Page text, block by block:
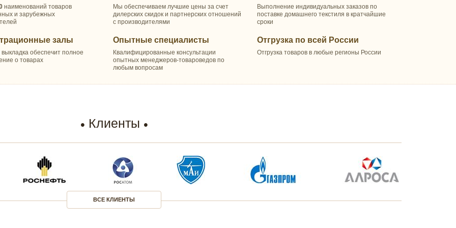
наименований товаров
и зарубежных
залы
обеспечит полное
о товарах
Мы обеспечиваем лучшие цены за счет
дилерских скидок и партнерских отношений
с производителями
Опытные специалисты
Квалифицированные консультации
опытных менеджеров-товароведов по
любым вопросам
Выполнение индивидуальных заказов по
поставке домашнего текстиля в кратчайшие
сроки
Отгрузка по всей России
Отгрузка товаров в любые регионы России
Клиенты
ВСЕ КЛИЕНТЫ